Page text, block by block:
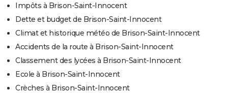
Impôts à Brison-Saint-Innocent
Dette et budget de Brison-Saint-Innocent
Climat et historique météo de Brison-Saint-Innocent
Accidents de la route à Brison-Saint-Innocent
Classement des lycées à Brison-Saint-Innocent
Ecole à Brison-Saint-Innocent
Crèches à Brison-Saint-Innocent